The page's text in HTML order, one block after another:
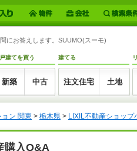
にお答えします。SUUMO(スーモ)
建てを買う
新築 中古
建てる
注文住宅 土地
ン 関東 > 栃木県 > LIXIL不動産ショッ
購入Q&A